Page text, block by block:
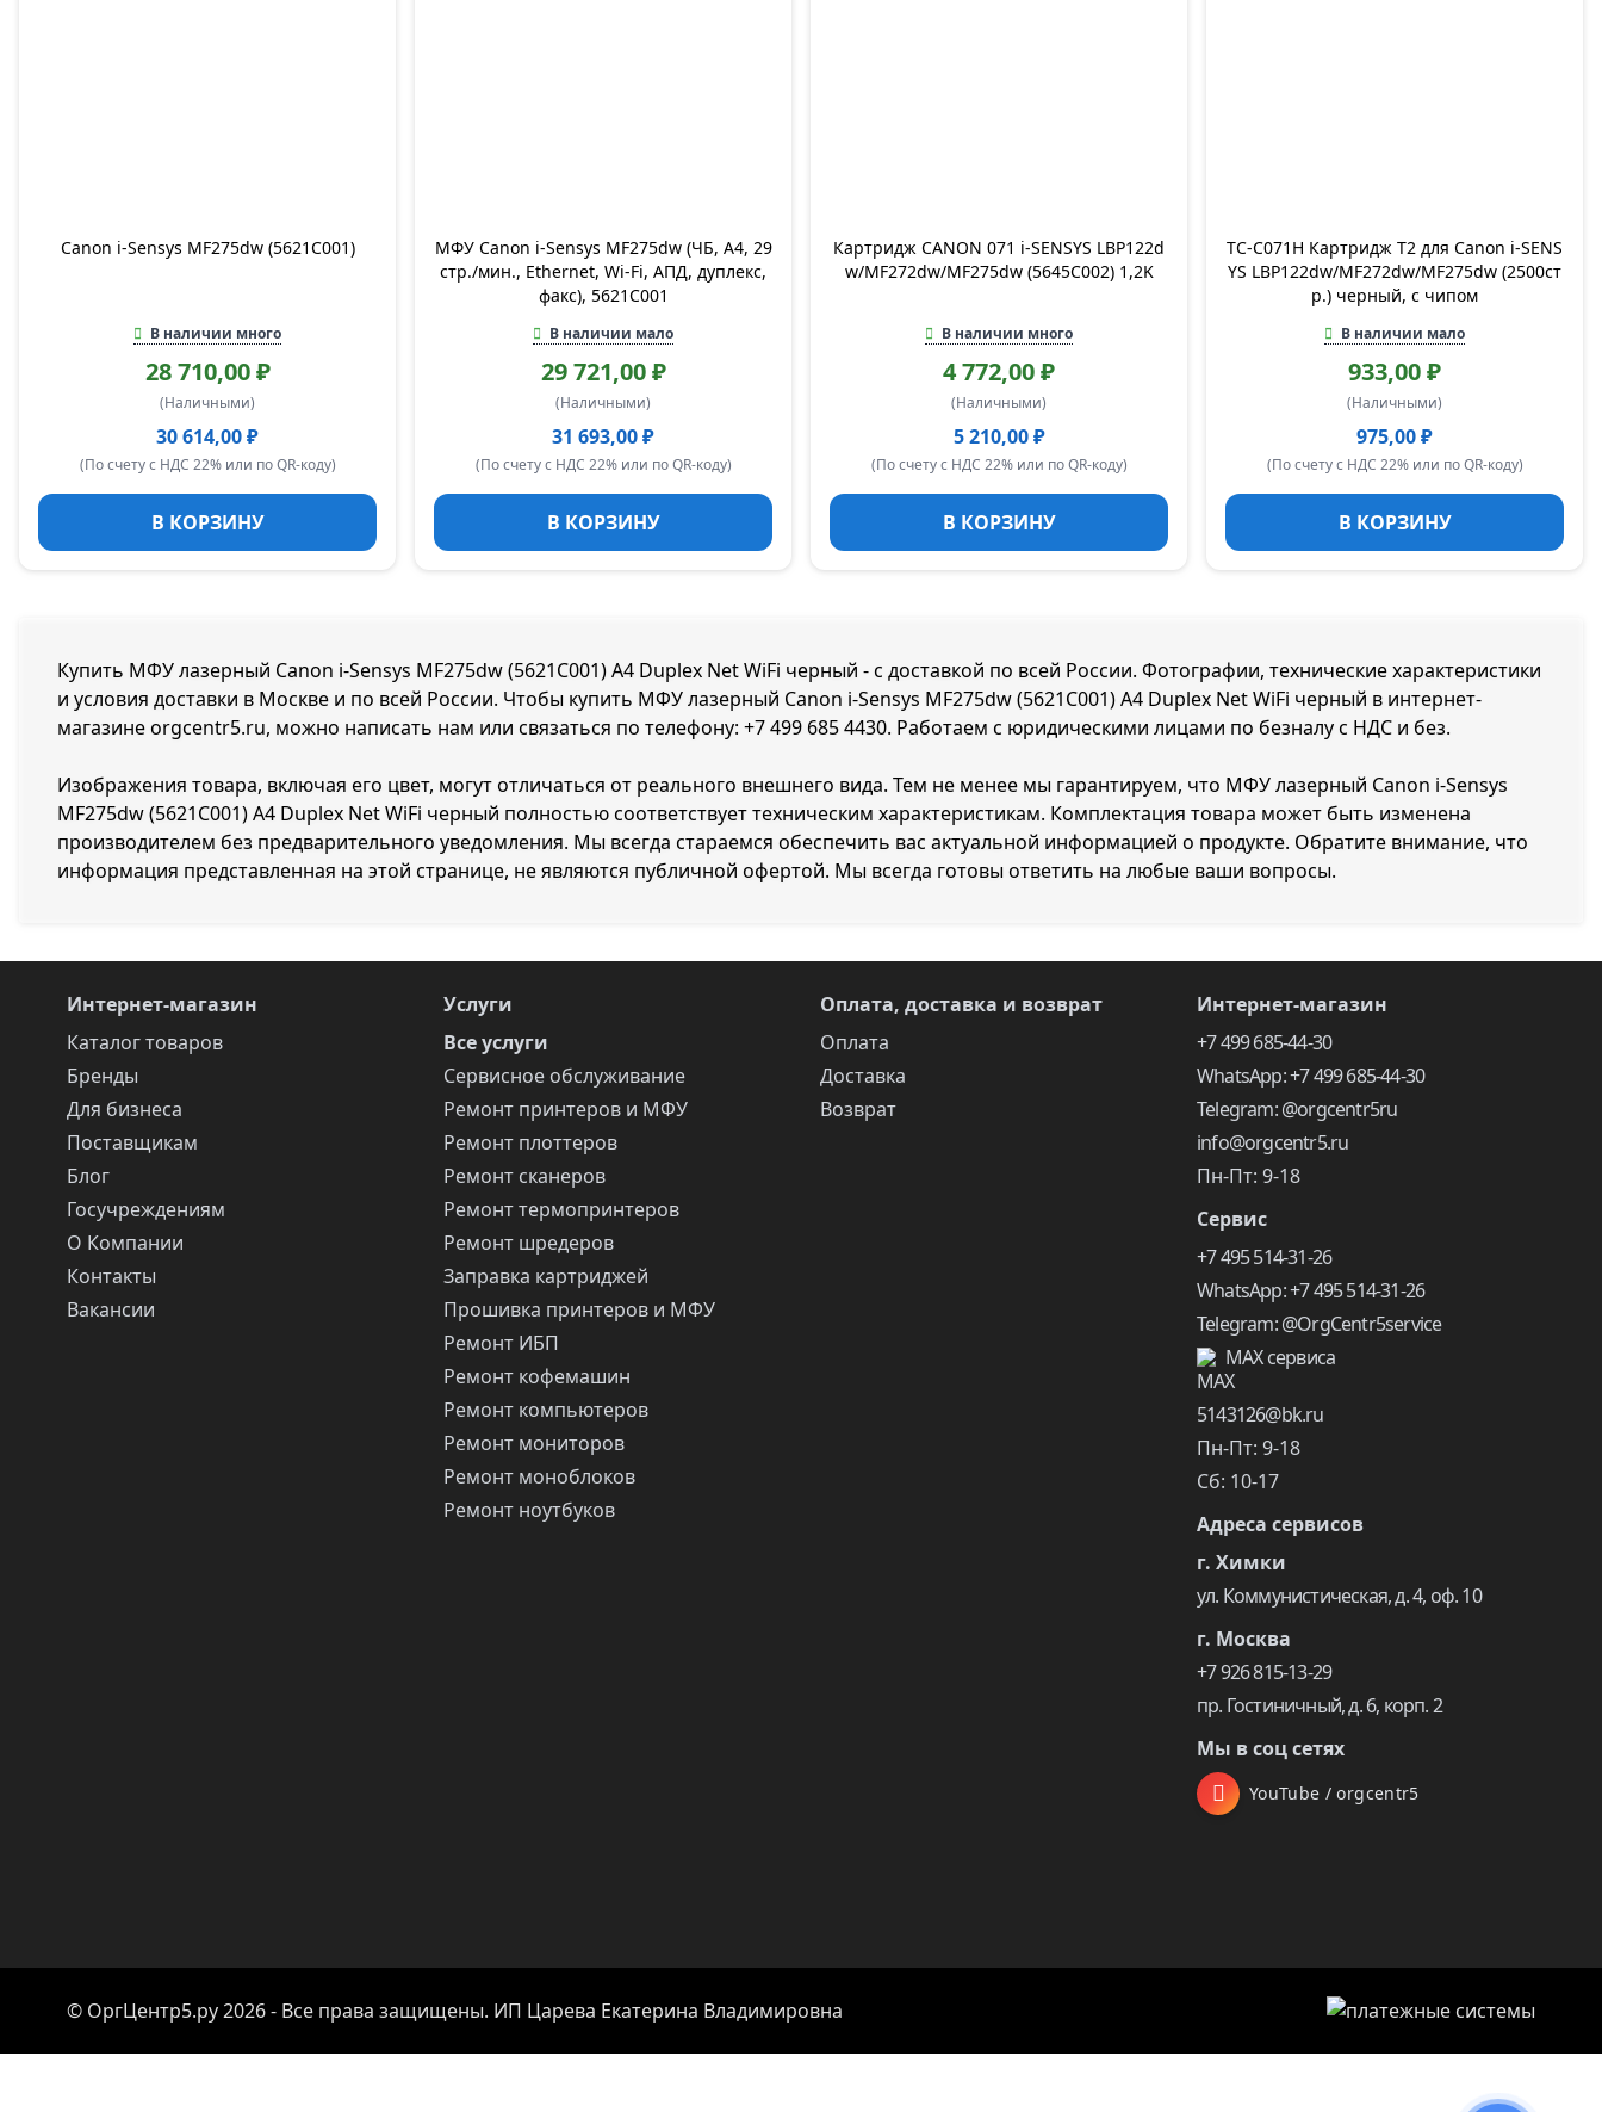
Canon i-Sensys MF275dw (5621C001)
В наличии много
28 710,00 ₽
(Наличными)
30 614,00 ₽
(По счету с НДС 22% или по QR-коду)
В КОРЗИНУ
МФУ Canon i-Sensys MF275dw (ЧБ, А4, 29
стр./мин., Ethernet, Wi-Fi, АПД, дуплекс,
факс), 5621C001
В наличии мало
29 721,00 ₽
(Наличными)
31 693,00 ₽
(По счету с НДС 22% или по QR-коду)
В КОРЗИНУ
Картридж CANON 071 i-SENSYS LBP122d
w/MF272dw/MF275dw (5645C002) 1,2K
В наличии много
4 772,00 ₽
(Наличными)
5 210,00 ₽
(По счету с НДС 22% или по QR-коду)
В КОРЗИНУ
TC-C071H Картридж T2 для Canon i-SENS
YS LBP122dw/MF272dw/MF275dw (2500ст
р.) черный, с чипом
В наличии мало
933,00 ₽
(Наличными)
975,00 ₽
(По счету с НДС 22% или по QR-коду)
В КОРЗИНУ
Купить МФУ лазерный Canon i-Sensys MF275dw (5621C001) A4 Duplex Net WiFi черный - с доставкой по всей России. Фотографии, технические характеристики
и условия доставки в Москве и по всей России. Чтобы купить МФУ лазерный Canon i-Sensys MF275dw (5621C001) A4 Duplex Net WiFi черный в интернет-
магазине orgcentr5.ru, можно написать нам или связаться по телефону: +7 499 685 4430. Работаем с юридическими лицами по безналу с НДС и без.
Изображения товара, включая его цвет, могут отличаться от реального внешнего вида. Тем не менее мы гарантируем, что МФУ лазерный Canon i-Sensys
MF275dw (5621C001) A4 Duplex Net WiFi черный полностью соответствует техническим характеристикам. Комплектация товара может быть изменена
производителем без предварительного уведомления. Мы всегда стараемся обеспечить вас актуальной информацией о продукте. Обратите внимание, что
информация представленная на этой странице, не являются публичной офертой. Мы всегда готовы ответить на любые ваши вопросы.
Интернет-магазин
Каталог товаров
Бренды
Для бизнеса
Поставщикам
Блог
Госучреждениям
О Компании
Контакты
Вакансии
Услуги
Все услуги
Сервисное обслуживание
Ремонт принтеров и МФУ
Ремонт плоттеров
Ремонт сканеров
Ремонт термопринтеров
Ремонт шредеров
Заправка картриджей
Прошивка принтеров и МФУ
Ремонт ИБП
Ремонт кофемашин
Ремонт компьютеров
Ремонт мониторов
Ремонт моноблоков
Ремонт ноутбуков
Оплата, доставка и возврат
Оплата
Доставка
Возврат
Интернет-магазин
+7 499 685-44-30
WhatsApp: +7 499 685-44-30
Telegram: @orgcentr5ru
info@orgcentr5.ru
Пн-Пт: 9-18
Сервис
+7 495 514-31-26
WhatsApp: +7 495 514-31-26
Telegram: @OrgCentr5service
MAX сервиса
5143126@bk.ru
Пн-Пт: 9-18
Сб: 10-17
Адреса сервисов
г. Химки
ул. Коммунистическая, д. 4, оф. 10
г. Москва
+7 926 815-13-29
пр. Гостиничный, д. 6, корп. 2
Мы в соц сетях
YouTube / orgcentr5
© ОргЦентр5.ру 2026 - Все права защищены. ИП Царева Екатерина Владимировна